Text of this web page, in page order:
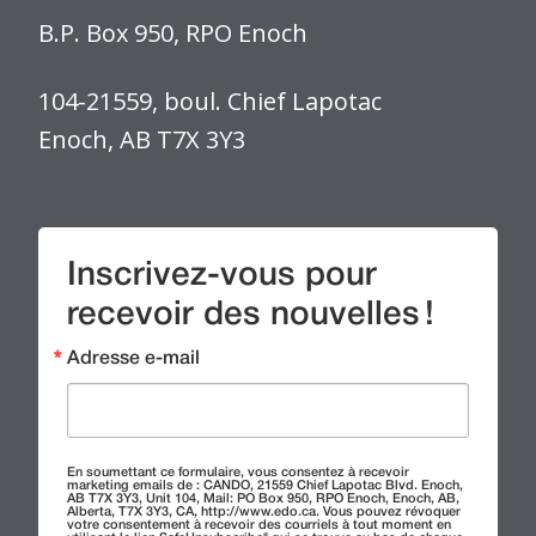
B.P. Box 950, RPO Enoch
104-21559, boul. Chief Lapotac
Enoch, AB T7X 3Y3
Inscrivez-vous pour
recevoir des nouvelles !
Adresse e-mail
En soumettant ce formulaire, vous consentez à recevoir
marketing emails de : CANDO, 21559 Chief Lapotac Blvd. Enoch,
AB T7X 3Y3, Unit 104, Mail: PO Box 950, RPO Enoch, Enoch, AB,
Alberta, T7X 3Y3, CA, http://www.edo.ca. Vous pouvez révoquer
votre consentement à recevoir des courriels à tout moment en